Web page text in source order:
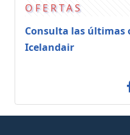
OFERTAS
Consulta las últimas
Icelandair